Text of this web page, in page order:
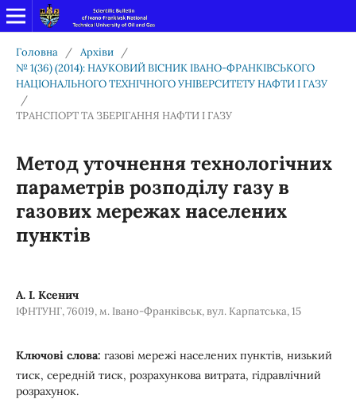
Головна / Архіви
/
№ 1(36) (2014): НАУКОВИЙ ВІСНИК ІВАНО-ФРАНКІВСЬКОГО
НАЦІОНАЛЬНОГО ТЕХНІЧНОГО УНІВЕРСИТЕТУ НАФТИ І ГАЗУ
/
ТРАНСПОРТ ТА ЗБЕРІГАННЯ НАФТИ І ГАЗУ
Метод уточнення технологічних
параметрів розподілу газу в
газових мережах населених
пунктів
А. І. Ксенич
ІФНТУНГ, 76019, м. Івано-Франківськ, вул. Карпатська, 15
Ключові слова: газові мережі населених пунктів, низький
тиск, середній тиск, розрахункова витрата, гідравлічний
розрахунок.